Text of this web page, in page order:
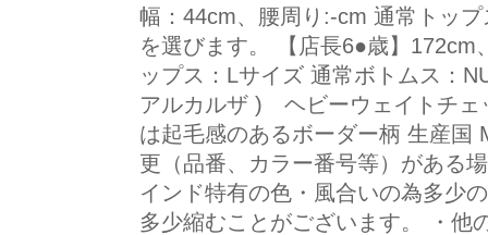
幅：44cm、腰周り:-cm 通常トッ
を選びます。 【店長6●歳】
ップス：Lサイズ 通常ボトムス：
アルカルザ ) ヘビーウェイトチェ
は起毛感のあるボーダー柄 生産国
更（品番、カラー番号等）がある
インド特有の色・風合いの為多少
多少縮むことがございます。 ・他